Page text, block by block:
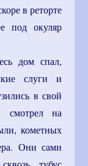
в реторте
под окуляр
дом спал,
слуги и
в свой
смотрел на
кометных
Они сами